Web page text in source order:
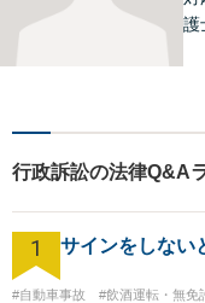
護
行政訴訟の法律Q&A
1 サインをしない
#自動車事故 #飲酒運転・無免